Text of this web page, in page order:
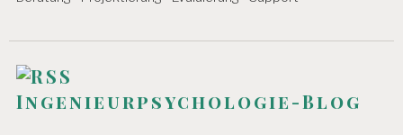
A
B
T
g
a
t
Ingenieurpsychologie-Blog